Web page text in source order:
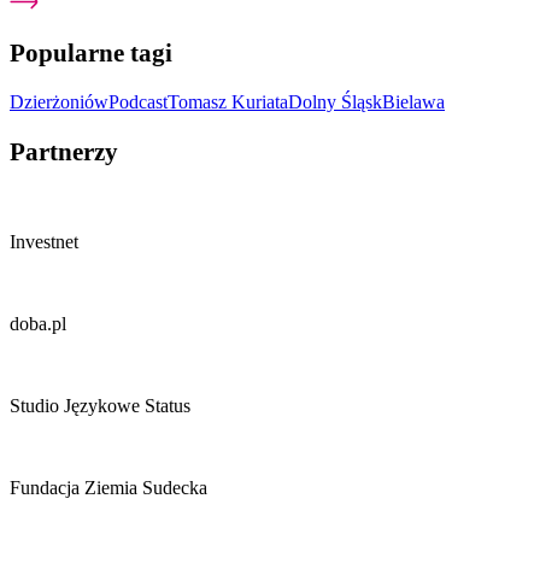
Popularne tagi
DzierżoniówPodcastTomasz KuriataDolny ŚląskBielawa
Partnerzy
Investnet
doba.pl
Studio Językowe Status
Fundacja Ziemia Sudecka